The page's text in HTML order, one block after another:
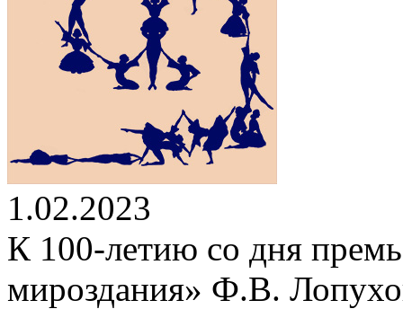
1.02.2023
К 100-летию со дня
мироздания» Ф.В.